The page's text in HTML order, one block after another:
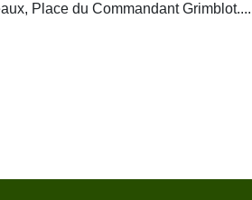
Place du Commandant Grimblot....